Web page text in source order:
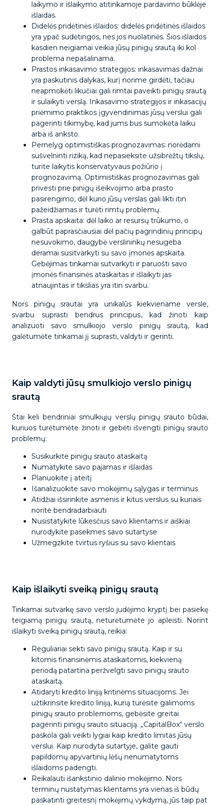
laikymo ir išlaikymo atitinkamoje pardavimo būklėje
išlaidas.
Didelės pridėtinės išlaidos: didelės pridėtinės išlaidos
yra ypač sudėtingos, nes jos nuolatinės. Šios išlaidos
kasdien neigiamai veikia jūsų pinigų srautą iki kol
problema nepašalinama.
Prastos inkasavimo strategijos: inkasavimas dažnai
yra paskutinis dalykas, kurį norime girdėti, tačiau
neapmokėti likučiai gali rimtai paveikti pinigų srautą
ir sulaikyti verslą. Inkasavimo strategijos ir inkasacijų
priėmimo praktikos įgyvendinimas jūsų verslui gali
pagerinti tikimybę, kad jums bus sumokėta laiku
arba iš anksto.
Pernelyg optimistiškas prognozavimas: norėdami
sušvelninti riziką, kad nepasieksite užsibrėžtų tikslų,
turite laikytis konservatyvaus požiūrio į
prognozavimą. Optimistiškas prognozavimas gali
privesti prie pinigų išeikvojimo arba prasto
pasirengimo, dėl kurio jūsų verslas gali likti itin
pažeidžiamas ir turėti rimtų problemų.
Prasta apskaita: dėl laiko ar resursų trūkumo, o
galbūt paprasčiausiai dėl pačių pagrindinių principų
nesuvokimo, daugybė verslininkų nesugeba
deramai susitvarkyti su savo įmonės apskaita.
Gebėjimas tinkamai sutvarkyti ir paruošti savo
įmonės finansinės ataskaitas ir išlaikyti jas
atnaujintas ir tikslias yra itin svarbu.
Nors pinigų srautai yra unikalūs kiekviename versle,
svarbu suprasti bendrus principus, kad žinoti kaip
analizuoti savo smulkiojo verslo pinigų srautą, kad
galėtumėte tinkamai jį suprasti, valdyti ir gerinti.
Kaip valdyti jūsų smulkiojo verslo pinigų
srautą
Štai keli bendriniai smulkiųjų verslų pinigų srauto būdai,
kuriuos turėtumėte žinoti ir gebėti išvengti pinigų srauto
problemų:
Susikurkite pinigų srauto ataskaitą
Numatykite savo pajamas ir išlaidas
Planuokite į ateitį
Išanalizuokite savo mokėjimų sąlygas ir terminus
Atidžiai išsirinkite asmenis ir kitus verslus su kuriais
norite bendradarbiauti
Nusistatykite lūkesčius savo klientams ir aiškiai
nurodykite pasekmes savo sutartyse
Užmegzkite tvirtus ryšius su savo klientais
Kaip išlaikyti sveiką pinigų srautą
Tinkamai sutvarkę savo verslo judėjimo kryptį bei pasiekę
teigiamą pinigų srautą, neturėtumėte jo apleisti. Norint
išlaikyti sveiką pinigų srautą, reikia:
Reguliariai sekti savo pinigų srautą. Kaip ir su
kitomis finansinėmis ataskaitomis, kiekvieną
periodą patartina peržvelgti savo pinigų srauto
ataskaitą.
Atidaryti kredito liniją kritinėms situacijoms. Jei
užtikrinsite kredito liniją, kurią turėsite galimoms
pinigų srauto problemoms, gebėsite greitai
pagerinti pinigų srauto situaciją. „CapitalBox“ verslo
paskola gali veikti lygiai kaip kredito limitas jūsų
verslui. Kaip nurodyta sutartyje, galite gauti
papildomų apyvartinių lėšų nenumatytoms
išlaidoms padengti.
Reikalauti išankstinio dalinio mokėjimo. Nors
terminų nustatymas klientams yra vienas iš būdų
paskatinti greitesnį mokėjimų vykdymą, jūs taip pat